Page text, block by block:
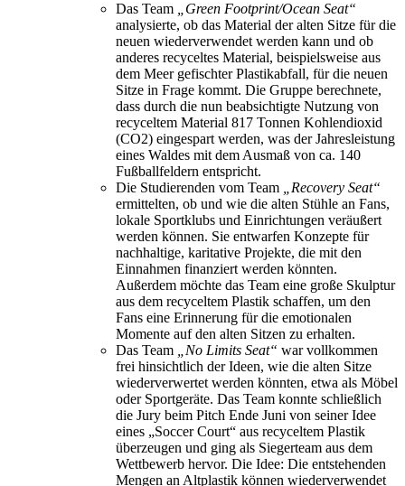
Das Team
„Green Footprint/Ocean Seat“
analysierte, ob das Material der alten Sitze für die
neuen wiederverwendet werden kann und ob
anderes recyceltes Material, beispielsweise aus
dem Meer gefischter Plastikabfall, für die neuen
Sitze in Frage kommt. Die Gruppe berechnete,
dass durch die nun beabsichtigte Nutzung von
recyceltem Material 817 Tonnen Kohlendioxid
(CO2) eingespart werden, was der Jahresleistung
eines Waldes mit dem Ausmaß von ca. 140
Fußballfeldern entspricht.
Die Studierenden vom Team
„Recovery Seat“
ermittelten, ob und wie die alten Stühle an Fans,
lokale Sportklubs und Einrichtungen veräußert
werden können. Sie entwarfen Konzepte für
nachhaltige, karitative Projekte, die mit den
Einnahmen finanziert werden könnten.
Außerdem möchte das Team eine große Skulptur
aus dem recyceltem Plastik schaffen, um den
Fans eine Erinnerung für die emotionalen
Momente auf den alten Sitzen zu erhalten.
Das Team
„No Limits Seat“ war vollkommen
frei hinsichtlich der Ideen, wie die alten Sitze
wiederverwertet werden könnten, etwa als Möbel
oder Sportgeräte. Das Team konnte schließlich
die Jury beim Pitch Ende Juni von seiner Idee
eines „Soccer Court“ aus recyceltem Plastik
überzeugen und ging als Siegerteam aus dem
Wettbewerb hervor. Die Idee: Die entstehenden
Mengen an Altplastik können wiederverwendet